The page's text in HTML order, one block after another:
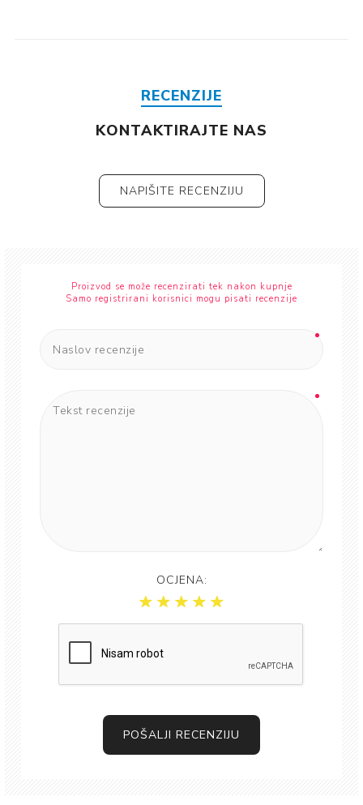
RECENZIJE
KONTAKTIRAJTE NAS
NAPIŠITE RECENZIJU
Proizvod se može recenzirati tek nakon kupnje
Samo registrirani korisnici mogu pisati recenzije
OCJENA:
POŠALJI RECENZIJU